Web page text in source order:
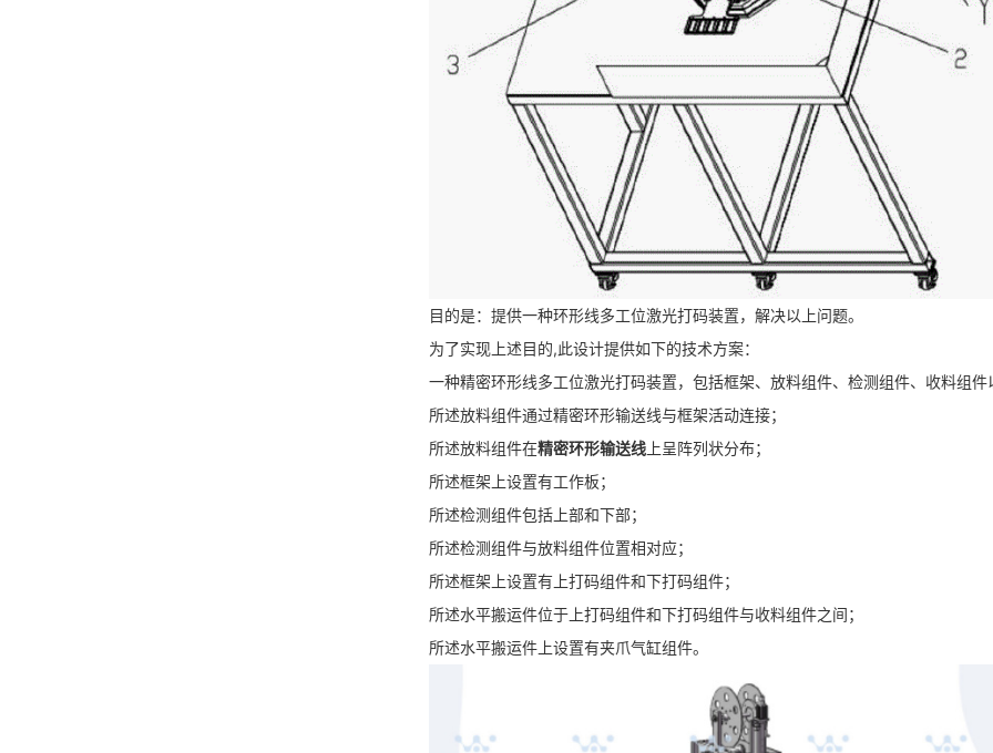
目的是：提供一种环形线多工位激光打码装置，解决以上问题。
为了实现上述目的,此设计提供如下的技术方案：
一种精密环形线多工位激光打码装置，包括框架、放料组件、检测组件、收料组件
所述放料组件通过精密环形输送线与框架活动连接；
所述放料组件在精密环形输送线 上呈阵列状分布；
所述框架上设置有工作板；
所述检测组件包括上部和下部；
所述检测组件与放料组件位置相对应；
所述框架上设置有上打码组件和下打码组件；
所述水平搬运件位于上打码组件和下打码组件与收料组件之间；
所述水平搬运件上设置有夹爪气缸组件。